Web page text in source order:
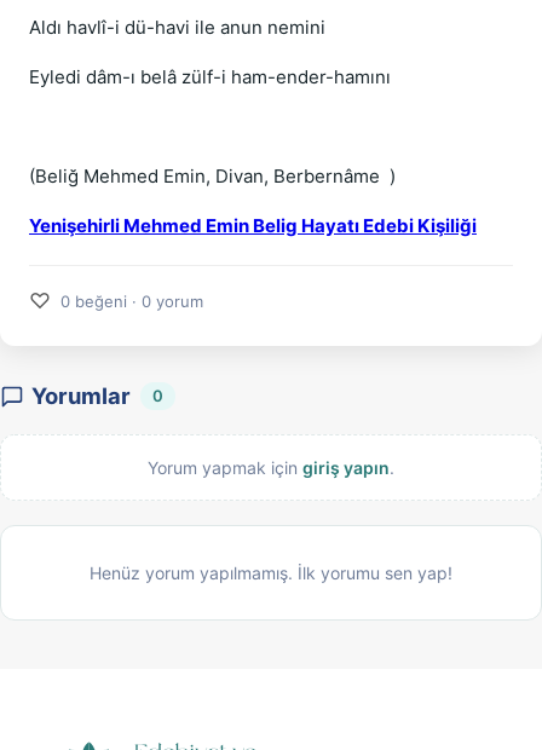
Aldı havlî-i dü-havi ile anun nemini
Eyledi dâm-ı belâ zülf-i ham-ender-hamını
(Beliğ Mehmed Emin, Divan, Berbernâme )
Yenişehirli Mehmed Emin Belig Hayatı Edebi Kişiliği
♡ 0 beğeni · 0 yorum
Yorumlar 0
Yorum yapmak için giriş yapın.
Henüz yorum yapılmamış. İlk yorumu sen yap!